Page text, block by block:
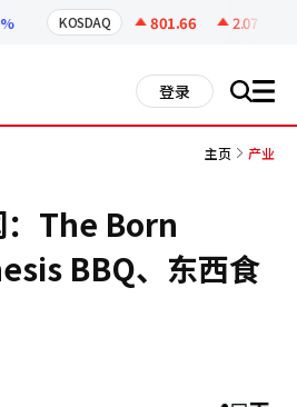
KOSDAQ 801.66 2.07
登录 搜 all
主页 产业
：The Born
BBQ、东西食